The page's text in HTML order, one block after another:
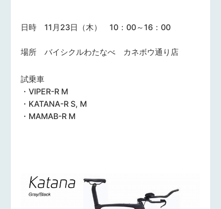
日時 11月23日（木） 10：00～16：00
場所 バイシクルわたなべ カネボウ通り店
試乗車
・VIPER-R M
・KATANA-R S, M
・MAMAB-R M